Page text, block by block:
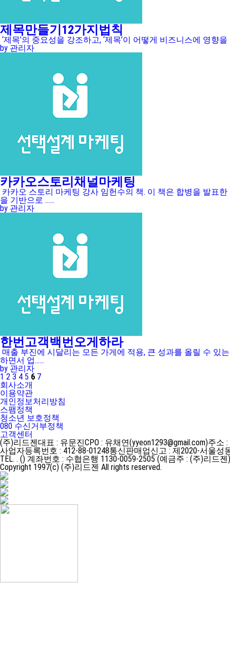
제목만들기12가지법칙
‘제목’의 중요성을 강조하고, ‘제목’이 어떻게 비즈니스에 영
by 관리자
카카오스토리채널마케팅
카카오 스토리 마케팅 강사 임헌수의 책. 이 책은 합병을 발표
을 기반으로 ......
by 관리자
한번고객백번오게하라
매출 부진에 시달리는 모든 가게에 적용, 큰 성과를 올릴 수 있
하면서 업......
by 관리자
1 2 3 4 5 6 7
회사소개
이용약관
개인정보처리방침
스팸정책
청소년 보호정책
080 수신거부정책
고객센터
(주)리드젠대표 : 유문진CPO : 유채연(yyeon1293@gmail.com)주소
사업자등록번호 : 412-88-01248통신판매업신고 : 제2020-서울성
TEL. . () 계좌번호 : 수협은행 1130-0059-2505 (예금주 : (주)리드젠)
Copyright 1997(c) (주)리드젠 All rights reserved.